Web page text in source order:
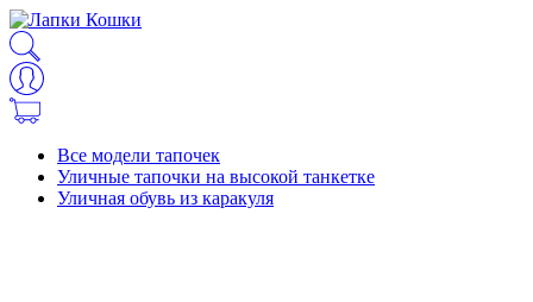
Все модели тапочек
Уличные тапочки на высокой танкетке
Уличная обувь из каракуля